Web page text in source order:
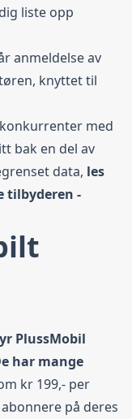
liste opp
anmeldelse av
knyttet til
med
bak en del av
data, les
tilbyderen -
PlussMobil
har mange
kr 199,- per
på deres